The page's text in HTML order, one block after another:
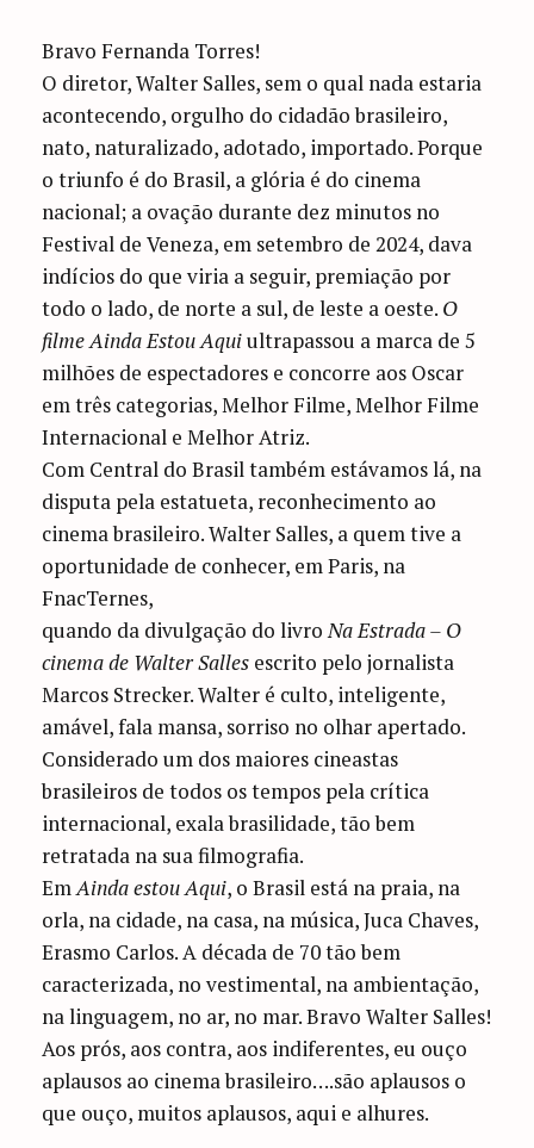
Bravo Fernanda Torres!
O diretor, Walter Salles, sem o qual nada estaria
acontecendo, orgulho do cidadão brasileiro,
nato, naturalizado, adotado, importado. Porque
o triunfo é do Brasil, a glória é do cinema
nacional; a ovação durante dez minutos no
Festival de Veneza, em setembro de 2024, dava
indícios do que viria a seguir, premiação por
todo o lado, de norte a sul, de leste a oeste. O
filme Ainda Estou Aquiultrapassou a marca de 5
milhões de espectadores e concorre aos Oscar
em três categorias, Melhor Filme, Melhor Filme
Internacional e Melhor Atriz.
Com Central do Brasil também estávamos lá, na
disputa pela estatueta, reconhecimento ao
cinema brasileiro. Walter Salles, a quem tive a
oportunidade de conhecer, em Paris, na
FnacTernes,
quando da divulgação do livroNa Estrada – O
cinema de Walter Salles escrito pelo jornalista
Marcos Strecker. Walter é culto, inteligente,
amável, fala mansa, sorriso no olhar apertado.
Considerado um dos maiores cineastas
brasileiros de todos os tempos pela crítica
internacional, exala brasilidade, tão bem
retratada na sua filmografia.
EmAinda estou Aqui, o Brasil está na praia, na
orla, na cidade, na casa, na música, Juca Chaves,
Erasmo Carlos. A década de 70 tão bem
caracterizada, no vestimental, na ambientação,
na linguagem, no ar, no mar. Bravo Walter Salles!
Aos prós, aos contra, aos indiferentes, eu ouço
aplausos ao cinema brasileiro….são aplausos o
que ouço, muitos aplausos, aqui e alhures.